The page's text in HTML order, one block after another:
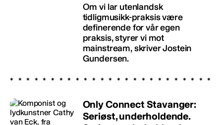
Om vi lar utenlandsk
tidligmusikk-praksis være
definerende for vår egen
praksis, styrer vi mot
mainstream, skriver Jostein
Gundersen.
Only Connect Stavanger:
Seriøst, underholdende.